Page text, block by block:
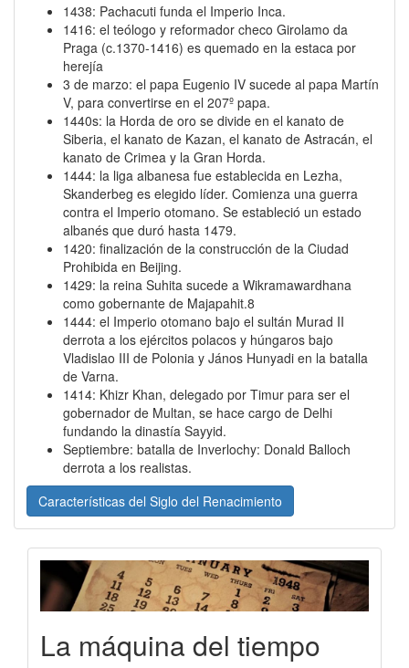
1438: Pachacuti funda el Imperio Inca.
1416: el teólogo y reformador checo Girolamo da
Praga (c.1370-1416) es quemado en la estaca por
herejía
3 de marzo: el papa Eugenio IV sucede al papa Martín
V, para convertirse en el 207º papa.
1440s: la Horda de oro se divide en el kanato de
Siberia, el kanato de Kazan, el kanato de Astracán, el
kanato de Crimea y la Gran Horda.
1444: la liga albanesa fue establecida en Lezha,
Skanderbeg es elegido líder. Comienza una guerra
contra el Imperio otomano. Se estableció un estado
albanés que duró hasta 1479.
1420: finalización de la construcción de la Ciudad
Prohibida en Beijing.
1429: la reina Suhita sucede a Wikramawardhana
como gobernante de Majapahit.8​
1444: el Imperio otomano bajo el sultán Murad II
derrota a los ejércitos polacos y húngaros bajo
Vladislao III de Polonia y János Hunyadi en la batalla
de Varna.
1414: Khizr Khan, delegado por Timur para ser el
gobernador de Multan, se hace cargo de Delhi
fundando la dinastía Sayyid.
Septiembre: batalla de Inverlochy: Donald Balloch
derrota a los realistas.
Características del Siglo del Renacimiento
La máquina del tiempo